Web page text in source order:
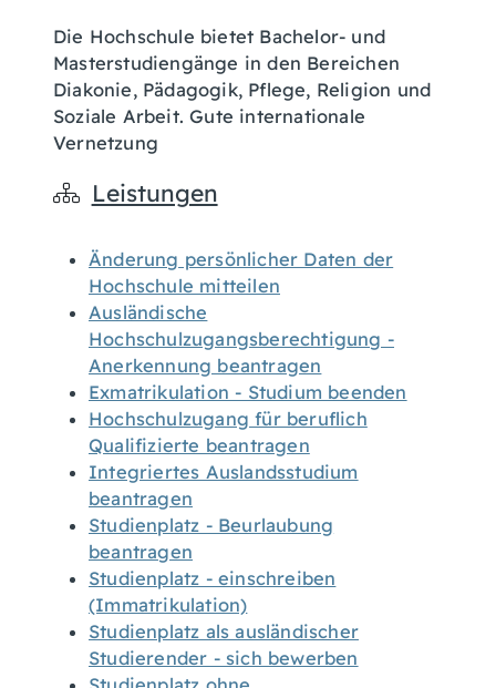
Die Hochschule bietet Bachelor- und
Masterstudiengänge in den Bereichen
Diakonie, Pädagogik, Pflege, Religion und
Soziale Arbeit. Gute internationale
Vernetzung
Leistungen
Änderung persönlicher Daten der
Hochschule mitteilen
Ausländische
Hochschulzugangsberechtigung -
Anerkennung beantragen
Exmatrikulation - Studium beenden
Hochschulzugang für beruflich
Qualifizierte beantragen
Integriertes Auslandsstudium
beantragen
Studienplatz - Beurlaubung
beantragen
Studienplatz - einschreiben
(Immatrikulation)
Studienplatz als ausländischer
Studierender - sich bewerben